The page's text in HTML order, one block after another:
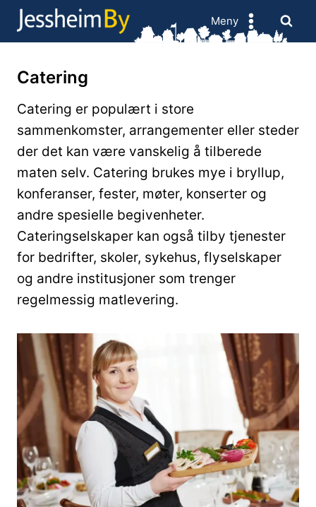
Skip
Meny
Catering
Catering er populært i store
sammenkomster, arrangementer eller steder
der det kan være vanskelig å tilberede
maten selv. Catering brukes mye i bryllup,
konferanser, fester, møter, konserter og
andre spesielle begivenheter.
Cateringselskaper kan også tilby tjenester
for bedrifter, skoler, sykehus, flyselskaper
og andre institusjoner som trenger
regelmessig matlevering.